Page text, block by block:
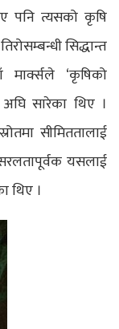
पनि त्यसको कृषि
सिद्धान्त
‘कृषिको
सारेका थिए ।
सीमिततालाई
यसलाई
थिए ।